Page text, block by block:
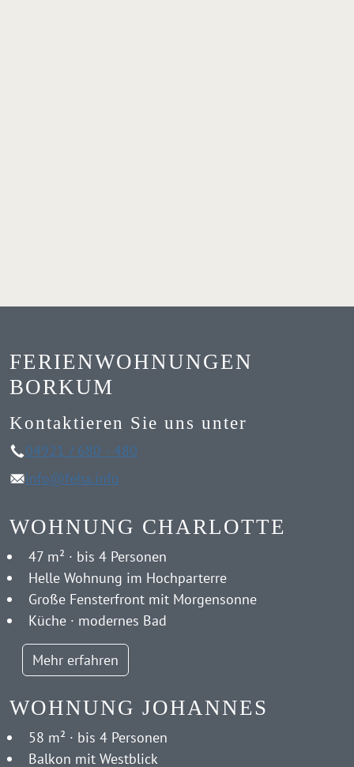
FERIENWOHNUNGEN
BORKUM
Kontaktieren Sie uns unter
04921 / 680 - 480
info@feha.info
WOHNUNG CHARLOTTE
47 m² · bis 4 Personen
Helle Wohnung im Hochparterre
Große Fensterfront mit Morgensonne
Küche · modernes Bad
Mehr erfahren
WOHNUNG JOHANNES
58 m² · bis 4 Personen
Balkon mit Westblick